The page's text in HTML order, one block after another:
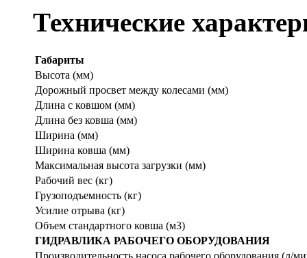
Технические
Габариты
Высота (мм)
Дорожный просвет между колесами (мм)
Длина с ковшом (мм)
Длина без ковша (мм)
Ширина (мм)
Ширина ковша (мм)
Максимальная высота загрузки (мм)
Рабочий вес (кг)
Грузоподъемность (кг)
Усилие отрыва (кг)
Объем стандартного ковша (м3)
ГИДРАВЛИКА РАБОЧЕГО ОБОРУДОВАНИЯ
Производительность насоса рабочего оборудования (л/